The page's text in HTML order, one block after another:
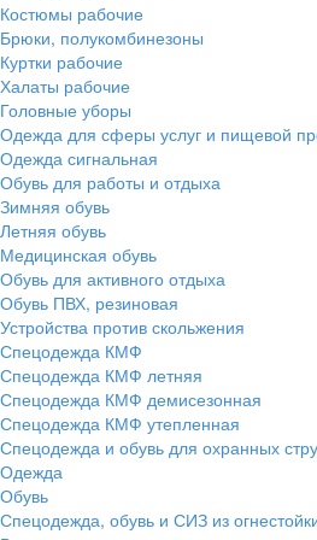
Костюмы рабочие
Брюки, полукомбинезоны
Куртки рабочие
Халаты рабочие
Головные уборы
Одежда для сферы услуг и пищевой
Одежда сигнальная
Обувь для работы и отдыха
Зимняя обувь
Летняя обувь
Медицинская обувь
Обувь для активного отдыха
Обувь ПВХ, резиновая
Устройства против скольжения
Спецодежда КМФ
Спецодежда КМФ летняя
Спецодежда КМФ демисезонная
Спецодежда КМФ утепленная
Спецодежда и обувь для охранных
Одежда
Обувь
Спецодежда, обувь и СИЗ из